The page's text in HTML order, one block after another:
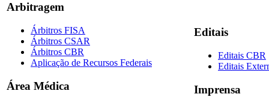
Arbitragem
Árbitros FISA
Árbitros CSAR
Árbitros CBR
Aplicação de Recursos Federais
Área Médica
Editais
Editais CBR
Editais
Imprensa